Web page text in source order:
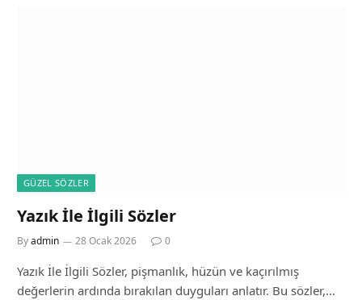
GÜZEL SÖZLER
Yazık İle İlgili Sözler
Byadmin 28 Ocak 2026 0
Yazık İle İlgili Sözler, pişmanlık, hüzün ve kaçırılmış
değerlerin ardında bırakılan duyguları anlatır. Bu sözler,…